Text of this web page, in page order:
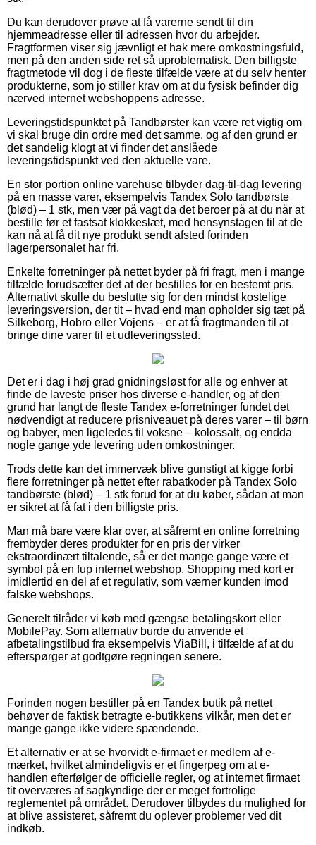
Du kan derudover prøve at få varerne sendt til din
hjemmeadresse eller til adressen hvor du arbejder.
Fragtformen viser sig jævnligt et hak mere omkostningsfuld,
men på den anden side ret så uproblematisk. Den billigste
fragtmetode vil dog i de fleste tilfælde være at du selv henter
produkterne, som jo stiller krav om at du fysisk befinder dig
nærved internet webshoppens adresse.
Leveringstidspunktet på Tandbørster kan være ret vigtig om
vi skal bruge din ordre med det samme, og af den grund er
det sandelig klogt at vi finder det anslåede
leveringstidspunkt ved den aktuelle vare.
En stor portion online varehuse tilbyder dag-til-dag levering
på en masse varer, eksempelvis Tandex Solo tandbørste
(blød) – 1 stk, men vær på vagt da det beroer på at du når at
bestille før et fastsat klokkeslæt, med hensynstagen til at de
kan nå at få dit nye produkt sendt afsted forinden
lagerpersonalet har fri.
Enkelte forretninger på nettet byder på fri fragt, men i mange
tilfælde forudsætter det at der bestilles for en bestemt pris.
Alternativt skulle du beslutte sig for den mindst kostelige
leveringsversion, der tit – hvad end man opholder sig tæt på
Silkeborg, Hobro eller Vojens – er at få fragtmanden til at
bringe dine varer til et udleveringssted.
Det er i dag i høj grad gnidningsløst for alle og enhver at
finde de laveste priser hos diverse e-handler, og af den
grund har langt de fleste Tandex e-forretninger fundet det
nødvendigt at reducere prisniveauet på deres varer – til børn
og babyer, men ligeledes til voksne – kolossalt, og endda
nogle gange yde levering uden omkostninger.
Trods dette kan det immervæk blive gunstigt at kigge forbi
flere forretninger på nettet efter rabatkoder på Tandex Solo
tandbørste (blød) – 1 stk forud for at du køber, sådan at man
er sikret at få fat i den billigste pris.
Man må bare være klar over, at såfremt en online forretning
frembyder deres produkter for en pris der virker
ekstraordinært tiltalende, så er det mange gange være et
symbol på en fup internet webshop. Shopping med kort er
imidlertid en del af et regulativ, som værner kunden imod
falske webshops.
Generelt tilråder vi køb med gængse betalingskort eller
MobilePay. Som alternativ burde du anvende et
afbetalingstilbud fra eksempelvis ViaBill, i tilfælde af at du
efterspørger at godtgøre regningen senere.
Forinden nogen bestiller på en Tandex butik på nettet
behøver de faktisk betragte e-butikkens vilkår, men det er
mange gange ikke videre spændende.
Et alternativ er at se hvorvidt e-firmaet er medlem af e-
mærket, hvilket almindeligvis er et fingerpeg om at e-
handlen efterfølger de officielle regler, og at internet firmaet
tit overværes af sagkyndige der er meget fortrolige
reglementet på området. Derudover tilbydes du mulighed for
at blive assisteret, såfremt du oplever problemer ved dit
indkøb.